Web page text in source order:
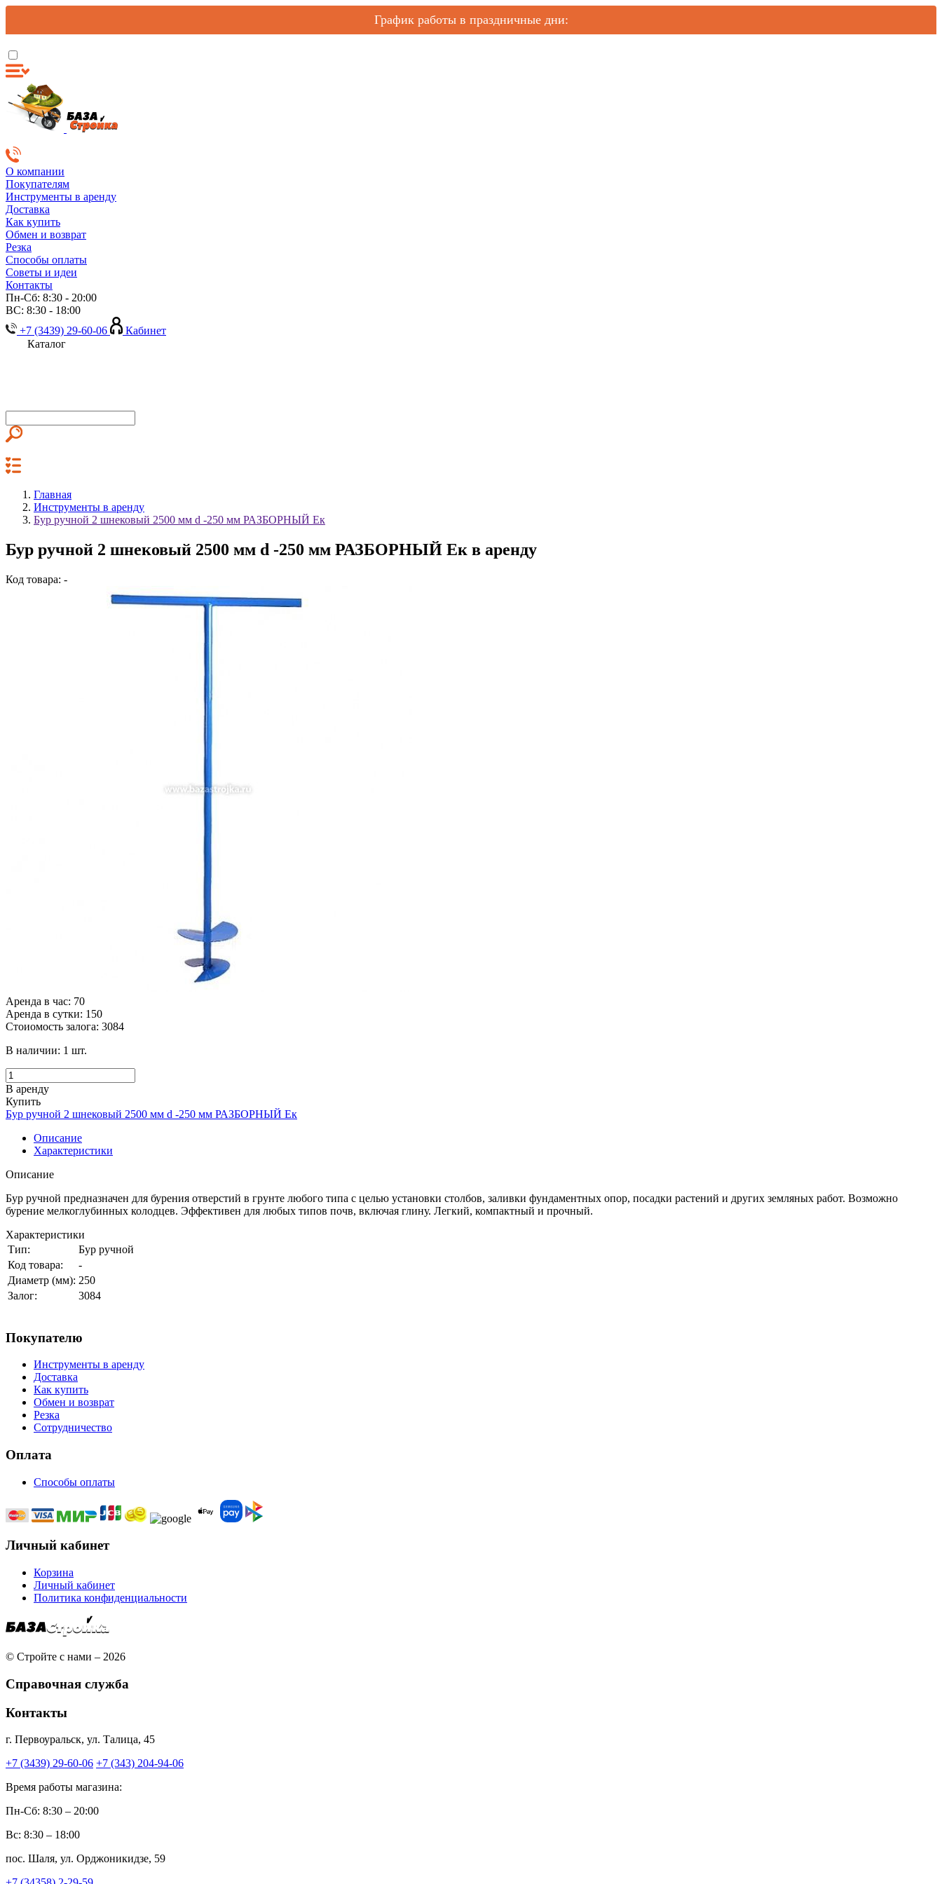
График работы в праздничные дни:
О компании
Покупателям
Инструменты в аренду
Доставка
Как купить
Обмен и возврат
Резка
Способы оплаты
Советы и идеи
Контакты
Пн-Сб: 8:30 - 20:00
ВС: 8:30 - 18:00
+7 (3439) 29-60-06
Кабинет
Каталог
Главная
Инструменты в аренду
Бур ручной 2 шнековый 2500 мм d -250 мм РАЗБОРНЫЙ Ек
Бур ручной 2 шнековый 2500 мм d -250 мм РАЗБОРНЫЙ Ек в аренду
Код товара: -
Аренда в час: 70
Аренда в сутки: 150
Стоиомость залога: 3084
В наличии: 1 шт.
В аренду
Купить
Бур ручной 2 шнековый 2500 мм d -250 мм РАЗБОРНЫЙ Ек
Описание
Характеристики
Описание
Бур ручной предназначен для бурения отверстий в грунте любого типа с целью установки столбов, заливки фундаментных опор, посадки растений и других земляных работ. Возможно
бурение мелкоглубинных колодцев. Эффективен для любых типов почв, включая глину. Легкий, компактный и прочный.
Характеристики
Тип:
Бур ручной
Код товара:
-
Диаметр (мм): 250
Залог:
3084
Покупателю
Инструменты в аренду
Доставка
Как купить
Обмен и возврат
Резка
Сотрудничество
Оплата
Способы оплаты
Личный кабинет
Корзина
Личный кабинет
Политика конфиденциальности
© Стройте с нами – 2026
Справочная служба
Контакты
г. Первоуральск, ул. Талица, 45
+7 (3439) 29-60-06 +7 (343) 204-94-06
Время работы магазина:
Пн-Сб: 8:30 – 20:00
Вс: 8:30 – 18:00
пос. Шаля, ул. Орджоникидзе, 59